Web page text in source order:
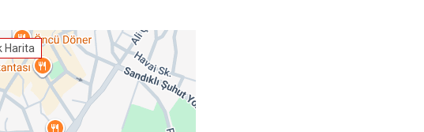
Harita